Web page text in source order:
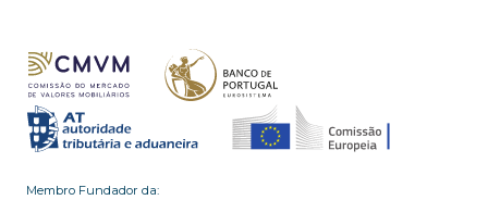
Membro Fundador da: